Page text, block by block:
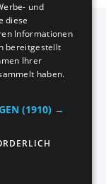
und
diese
Informationen
bereitgestellt
Ihrer
haben.
(1910) →